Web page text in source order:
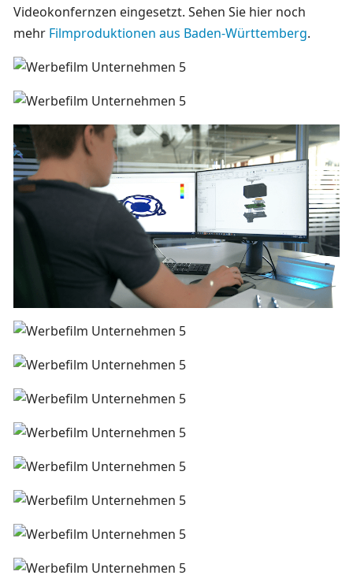
Videokonfernzen eingesetzt. Sehen Sie hier noch
mehr Filmproduktionen aus Baden-Württemberg.